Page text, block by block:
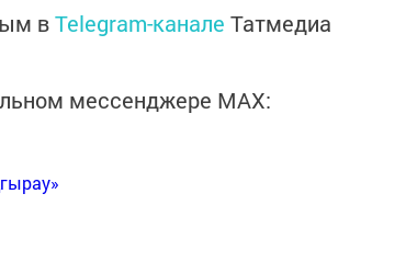
вTelegram-канале Татмедиа
мессенджере MАХ: